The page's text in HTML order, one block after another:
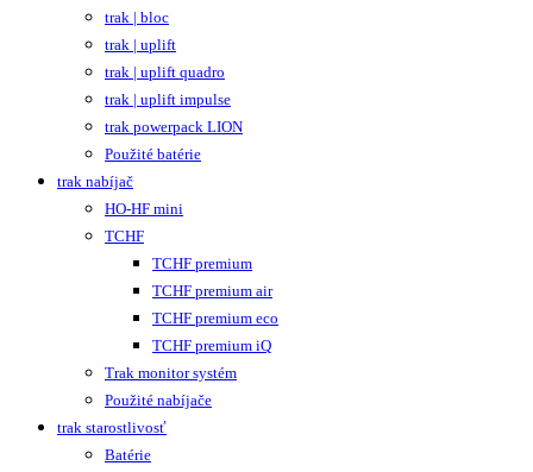
trak | bloc
trak | uplift
trak | uplift quadro
trak | uplift impulse
trak powerpack LION
Použité batérie
trak nabíjač
HO-HF mini
TCHF
TCHF premium
TCHF premium air
TCHF premium eco
TCHF premium iQ
Trak monitor systém
Použité nabíjače
trak starostlivosť
Batérie